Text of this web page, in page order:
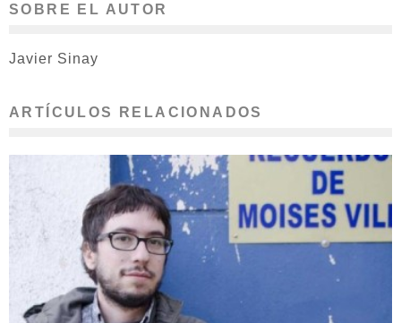
SOBRE EL AUTOR
Javier Sinay
ARTÍCULOS RELACIONADOS